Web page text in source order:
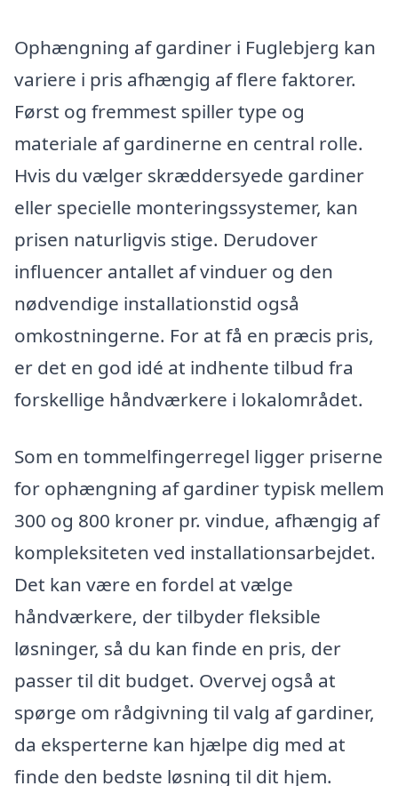
Ophængning af gardiner i Fuglebjerg kan
variere i pris afhængig af flere faktorer.
Først og fremmest spiller type og
materiale af gardinerne en central rolle.
Hvis du vælger skræddersyede gardiner
eller specielle monteringssystemer, kan
prisen naturligvis stige. Derudover
influencer antallet af vinduer og den
nødvendige installationstid også
omkostningerne. For at få en præcis pris,
er det en god idé at indhente tilbud fra
forskellige håndværkere i lokalområdet.
Som en tommelfingerregel ligger priserne
for ophængning af gardiner typisk mellem
300 og 800 kroner pr. vindue, afhængig af
kompleksiteten ved installationsarbejdet.
Det kan være en fordel at vælge
håndværkere, der tilbyder fleksible
løsninger, så du kan finde en pris, der
passer til dit budget. Overvej også at
spørge om rådgivning til valg af gardiner,
da eksperterne kan hjælpe dig med at
finde den bedste løsning til dit hjem.